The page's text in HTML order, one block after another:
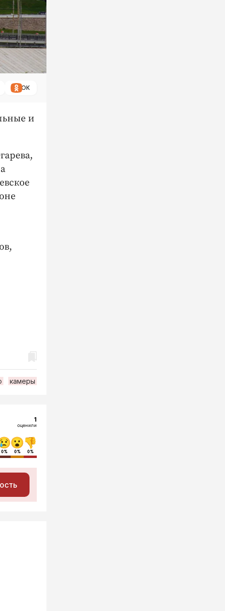
ОК
и
камеры
1
оценили
0% 0% 0%